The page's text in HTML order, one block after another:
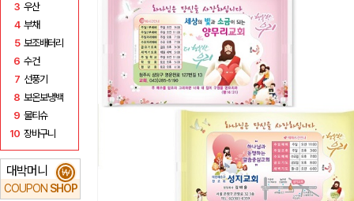
3 우산
4 부채
5 보조배터리
6 수건
7 선풍기
8 보온보냉백
9 물티슈
10 장바구니
대박머니
COUPON SHOP
₩